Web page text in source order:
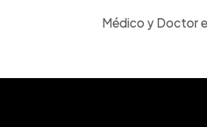
Médico y Doctor